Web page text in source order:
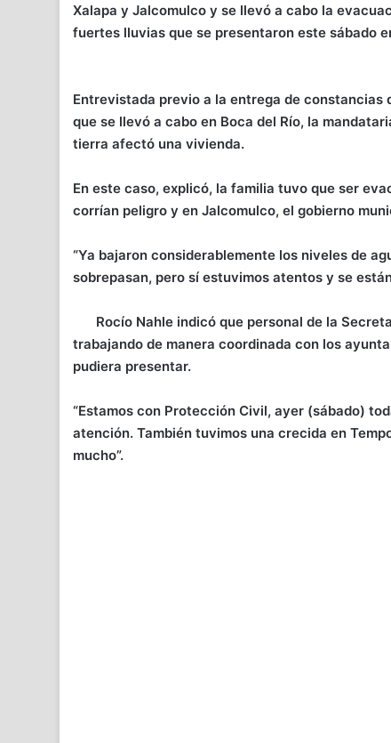
Xalapa y Jalcomulco y se llevó a cabo la
fuertes lluvias que se presentaron este sábado
Entrevistada previo a la entrega de constancias
que se llevó a cabo en Boca del Río, la
tierra afectó una vivienda.
En este caso, explicó, la familia tuvo que ser
corrían peligro y en Jalcomulco, el gobierno
“Ya bajaron considerablemente los niveles de
sobrepasan, pero sí estuvimos atentos y se
Rocío Nahle indicó que personal de la
trabajando de manera coordinada con los
pudiera presentar.
“Estamos con Protección Civil, ayer (sábado)
atención. También tuvimos una crecida en
mucho”.